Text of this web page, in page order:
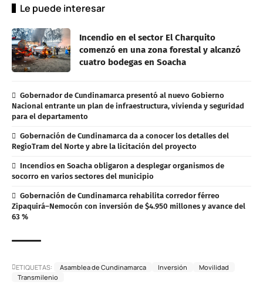
Le puede interesar
Incendio en el sector El Charquito
comenzó en una zona forestal y alcanzó
cuatro bodegas en Soacha
Gobernador de Cundinamarca presentó al nuevo Gobierno
Nacional entrante un plan de infraestructura, vivienda y seguridad
para el departamento
Gobernación de Cundinamarca da a conocer los detalles del
RegioTram del Norte y abre la licitación del proyecto
Incendios en Soacha obligaron a desplegar organismos de
socorro en varios sectores del municipio
Gobernación de Cundinamarca rehabilita corredor férreo
Zipaquirá–Nemocón con inversión de $4.950 millones y avance del
63 %
ETIQUETAS: Asamblea de Cundinamarca Inversión
Movilidad
Transmilenio